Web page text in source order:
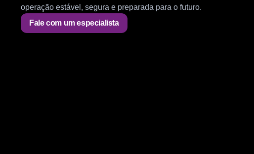
operação estável, segura e preparada para o futuro.
Fale com um especialista